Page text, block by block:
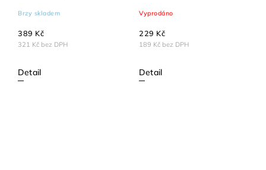
Brzy skladem
321 Kč bez DPH
389 Kč
Detail
Vyprodáno
189 Kč bez DPH
229 Kč
Detail